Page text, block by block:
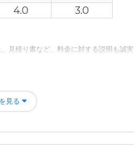
4.0 3.0
見積り書など、料金に対する説明も誠
に対して狭いし、足りてない。小さな段
見る